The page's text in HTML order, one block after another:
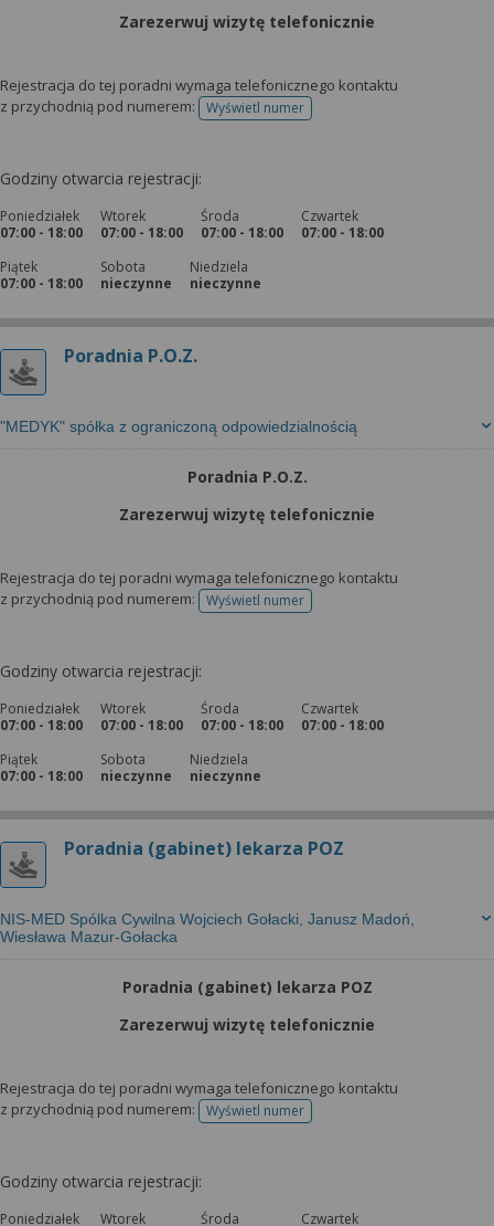
Zarezerwuj wizytę telefonicznie
Rejestracja do tej poradni wymaga telefonicznego kontaktu
z przychodnią pod numerem:
Wyświetl numertelefonu do rejestracji
Godziny otwarcia rejestracji:
Poniedziałek
07:00 - 18:00
Wtorek
07:00 - 18:00
Środa
07:00 - 18:00
Czwartek
07:00 - 18:00
Piątek
07:00 - 18:00
Sobota
nieczynne
Niedziela
nieczynne
Poradnia P.O.Z.
"MEDYK" spółka z ograniczoną odpowiedzialnością
Poradnia P.O.Z.
Zarezerwuj wizytę telefonicznie
Rejestracja do tej poradni wymaga telefonicznego kontaktu
z przychodnią pod numerem:
Wyświetl numertelefonu do rejestracji
Godziny otwarcia rejestracji:
Poniedziałek
07:00 - 18:00
Wtorek
07:00 - 18:00
Środa
07:00 - 18:00
Czwartek
07:00 - 18:00
Piątek
07:00 - 18:00
Sobota
nieczynne
Niedziela
nieczynne
Poradnia (gabinet) lekarza POZ
NIS-MED Spólka Cywilna Wojciech Gołacki, Janusz Madoń,
Wiesława Mazur-Gołacka
Poradnia (gabinet) lekarza POZ
Zarezerwuj wizytę telefonicznie
Rejestracja do tej poradni wymaga telefonicznego kontaktu
z przychodnią pod numerem:
Wyświetl numertelefonu do rejestracji
Godziny otwarcia rejestracji:
Poniedziałek
Wtorek
Środa
Czwartek